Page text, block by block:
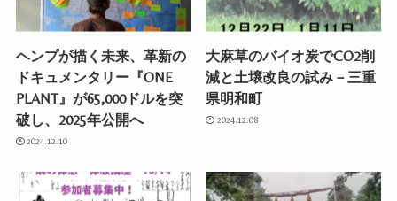
ヘンプが描く未来、革新の
ドキュメンタリー『ONE
PLANT』が65,000ドルを突
破し、2025年公開へ
2024.12.10
大麻草のバイオ炭でCO2削
減と土壌改良の試み－三重
県明和町
2024.12.08